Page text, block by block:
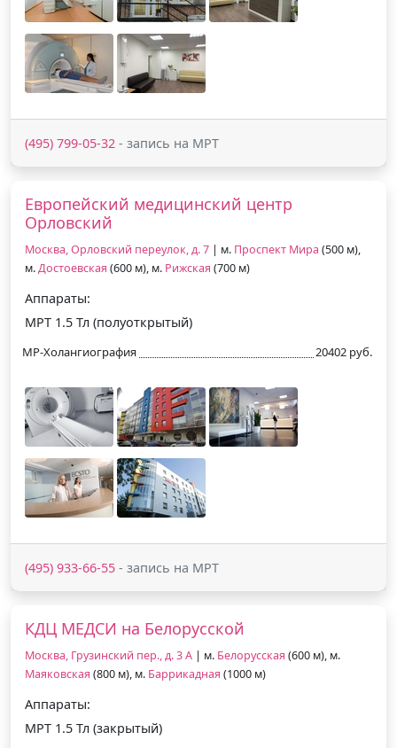
(495) 799-05-32 - запись на МРТ
Европейский медицинский центр
Орловский
Москва, Орловский переулок, д. 7 | м. Проспект Мира (500 м),
м.Достоевская (600 м), м. Рижская (700 м)
Аппараты:
МРТ 1.5 Тл (полуоткрытый)
МР-Холангиография 20402 руб.
(495) 933-66-55 - запись на МРТ
КДЦ МЕДСИ на Белорусской
Москва, Грузинский пер., д. 3 А | м. Белорусская (600 м), м.
Маяковская (800 м), м. Баррикадная (1000 м)
Аппараты:
МРТ 1.5 Тл (закрытый)